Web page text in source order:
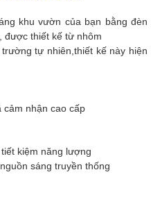
khu vườn của bạn bằng đèn
được thiết kế từ nhôm
tự nhiên,thiết kế này hiện
cảm nhận cao cấp
kiệm năng lượng
sáng truyền thống